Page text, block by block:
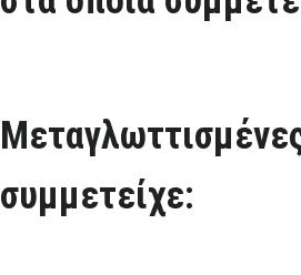
συμμετείχε: